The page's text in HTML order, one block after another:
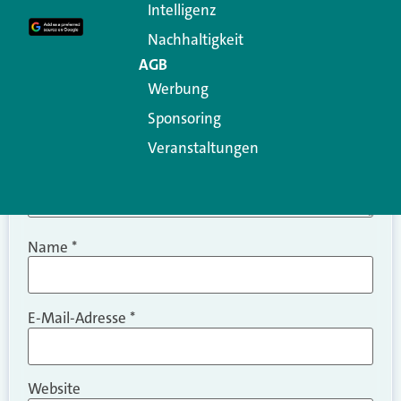
Kommentar
Name *
E-Mail-Adresse *
Website
Intelligenz
Nachhaltigkeit
AGB
Werbung
Sponsoring
Veranstaltungen